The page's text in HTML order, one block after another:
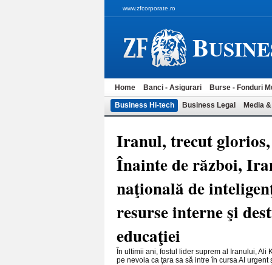
www.zfcorporate.ro
B
Home Banci - Asigurari Burse - Fonduri
Business Hi-tech Business Legal Media
Iranul, trecut
Înainte de război,
naţională de
resurse interne şi
educaţiei
În ultimii ani, fostul lider suprem al Iranului,
pe nevoia ca ţara sa să intre în cursa AI urgent